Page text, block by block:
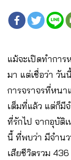
แม้จะเปิดทำกา
มา แต่เชื่อว่า วั
การจราจรที่หน
เต็มที่แล้ว แต่ก็มี
ที่รักไป จากอุบัติ
นี้ ที่พบว่า มีจำน
เสียชีวิตรวม